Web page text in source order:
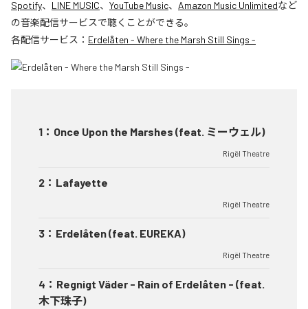
Spotify、 LINE MUSIC、 YouTube Music、 Amazon Music Unlimitedなど
の音楽配信サービスで聴くことができる。
各配信サービス： Erdelåten - Where the Marsh Still Sings -
1 ： Once Upon the Marshes (feat. ミーウェル)
Rigël Theatre
2 ： Lafayette
Rigël Theatre
3 ： Erdelåten (feat. EUREKA)
Rigël Theatre
4 ： Regnigt Väder - Rain of Erdelåten - (feat.
木下珠子)